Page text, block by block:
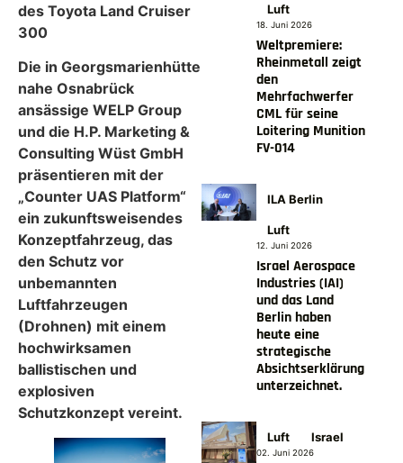
des Toyota Land Cruiser
300
Die in Georgsmarienhütte
nahe Osnabrück
ansässige WELP Group
und die H.P. Marketing &
Consulting Wüst GmbH
präsentieren mit der
„Counter UAS Platform“
ein zukunftsweisendes
Konzeptfahrzeug, das
den Schutz vor
unbemannten
Luftfahrzeugen
(Drohnen) mit einem
hochwirksamen
ballistischen und
explosiven
Schutzkonzept vereint.
Luft
18. Juni 2026
Weltpremiere:
Rheinmetall zeigt
den
Mehrfachwerfer
CML für seine
Loitering Munition
FV-014
ILA Berlin
Luft
12. Juni 2026
Israel Aerospace
Industries (IAI)
und das Land
Berlin haben
heute eine
strategische
Absichtserklärung
unterzeichnet.
Luft Israel
02. Juni 2026